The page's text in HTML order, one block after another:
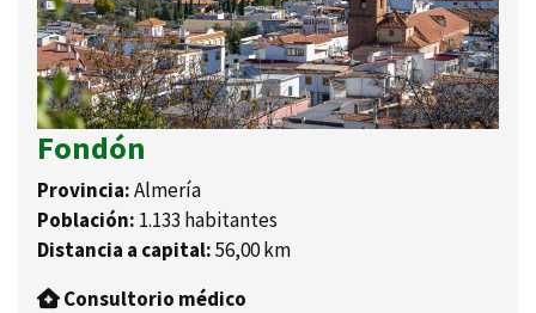
Fondón
Provincia:Almería
Población: 1.133 habitantes
Distancia a capital:56,00 km
Consultorio médico